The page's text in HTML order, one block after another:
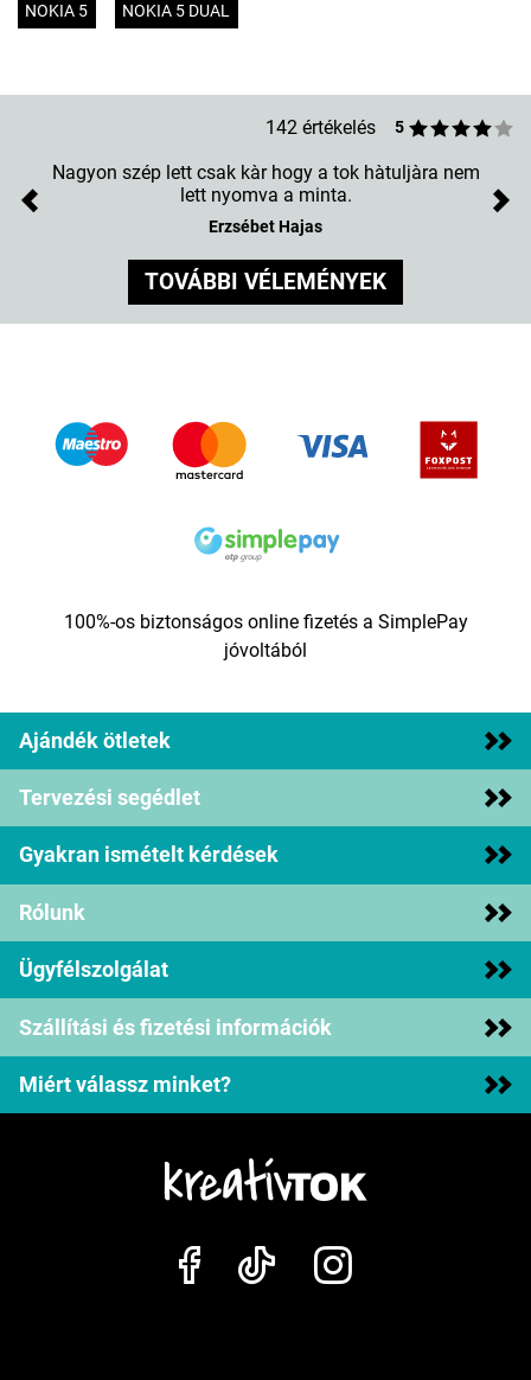
NOKIA 5 NOKIA 5 DUAL
142 értékelés 5
Nagyon szép lett csak kàr hogy a tok hàtuljàra nem
lett nyomva a minta.
Erzsébet Hajas
Previous
TOVÁBBI VÉLEMÉNYEK
100%-os biztonságos online fizetés a SimplePay
jóvoltából
Ajándék ötletek
Tervezési segédlet
Gyakran ismételt kérdések
Rólunk
Ügyfélszolgálat
Szállítási és fizetési információk
Miért válassz minket?